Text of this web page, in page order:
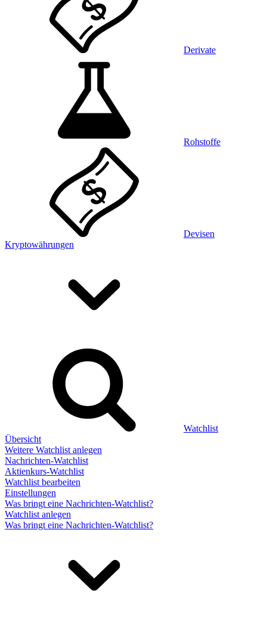
Derivate
Rohstoffe
Devisen
Kryptowährungen
Watchlist
Übersicht
Weitere Watchlist anlegen
Nachrichten-Watchlist
Aktienkurs-Watchlist
Watchlist bearbeiten
Einstellungen
Was bringt eine Nachrichten-Watchlist?
Watchlist anlegen
Was bringt eine Nachrichten-Watchlist?